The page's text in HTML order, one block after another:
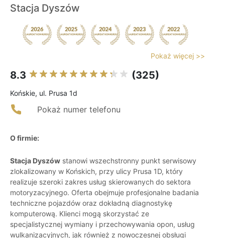
Stacja Dyszów
Pokaż więcej >>
8.3 (325)
Końskie, ul. Prusa 1d
Pokaż numer telefonu
O firmie:
Stacja Dyszów stanowi wszechstronny punkt serwisowy
zlokalizowany w Końskich, przy ulicy Prusa 1D, który
realizuje szeroki zakres usług skierowanych do sektora
motoryzacyjnego. Oferta obejmuje profesjonalne badania
techniczne pojazdów oraz dokładną diagnostykę
komputerową. Klienci mogą skorzystać ze
specjalistycznej wymiany i przechowywania opon, usług
wulkanizacyjnych, jak również z nowoczesnej obsługi